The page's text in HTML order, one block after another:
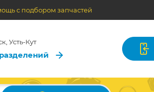
с подбором запчастей
Усть-Кут